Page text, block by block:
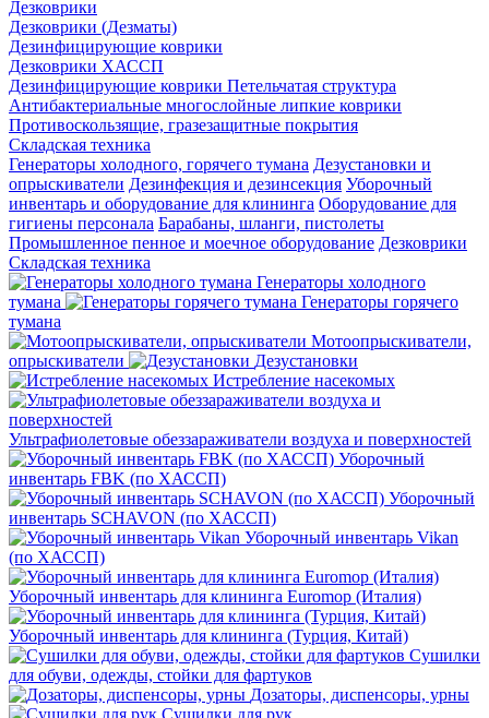
Дезковрики
Дезковрики (Дезматы)
Дезинфицирующие коврики
Дезковрики ХАССП
Дезинфицирующие коврики Петельчатая структура
Антибактериальные многослойные липкие коврики
Противоскользящие, гразезащитные покрытия
Складская техника
Генераторы холодного, горячего тумана Дезустановки и
опрыскиватели Дезинфекция и дезинсекция Уборочный
инвентарь и оборудование для клининга Оборудование для
гигиены персонала Барабаны, шланги, пистолеты
Промышленное пенное и моечное оборудование Дезковрики
Складская техника
Генераторы холодного
тумана
Генераторы горячего
тумана
Мотоопрыскиватели,
опрыскиватели
Дезустановки
Истребление насекомых
Ультрафиолетовые обеззараживатели воздуха и поверхностей
Уборочный
инвентарь FBK (по ХАССП)
Уборочный
инвентарь SCHAVON (по ХАССП)
Уборочный инвентарь Vikan
(по ХАССП)
Уборочный инвентарь для клининга Euromop (Италия)
Уборочный инвентарь для клининга (Турция, Китай)
Сушилки
для обуви, одежды, стойки для фартуков
Дозаторы, диспенсоры, урны